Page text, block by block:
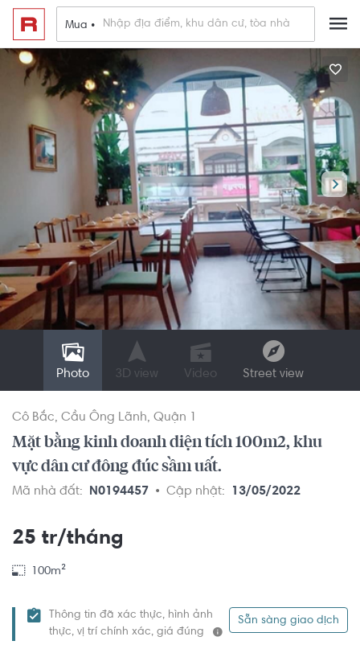
Mua •
Photo 3D view Video Street view
Cô Bắc Cầu Ông Lãnh Quận 1
Mặt bằng kinh doanh diện tích 100m2, khu
vực dân cư đông đúc sầm uất.
Mã nhà đất: N0194457 Cập nhật: 13/05/2022
25 tr/tháng
100m²
Thông tin đã xác thực, hình ảnh
thực, vị trí chính xác, giá đúng
Sẵn sàng giao dịch